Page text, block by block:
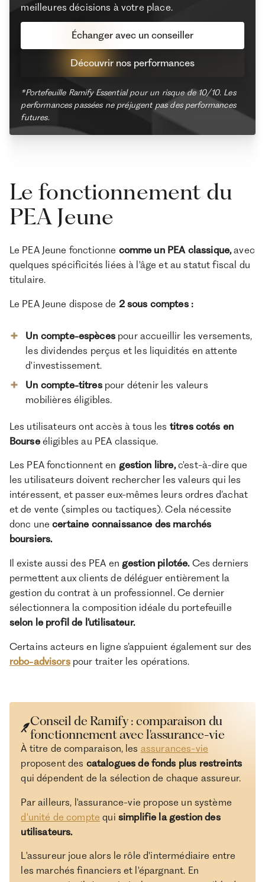
meilleures décisions à votre place.
Découvrir nos performances
Échanger avec un conseiller
*Portefeuille Ramify Essential pour un risque de 10/10. Les
performances passées ne préjugent pas des performances
futures.
Le fonctionnement du
PEA Jeune
Le PEA Jeune fonctionne comme un PEA classique, avec
quelques spécificités liées à l'âge et au statut fiscal du
titulaire.
Le PEA Jeune dispose de 2 sous comptes :
Un compte-espècespour accueillir les versements,
les dividendes perçus et les liquidités en attente
d'investissement.
Un compte-titrespour détenir les valeurs
mobilières éligibles.
Les utilisateurs ont accès à tous les titres cotés en
Bourseéligibles au PEA classique.
Les PEA fonctionnent en gestion libre,c'est-à-dire que
les utilisateurs doivent rechercher les valeurs qui les
intéressent, et passer eux-mêmes leurs ordres d’achat
et de vente (simples ou tactiques). Cela nécessite
donc une certaine connaissance des marchés
boursiers.
Il existe aussi des PEA en gestion pilotée. Ces derniers
permettent aux clients de déléguer entièrement la
gestion du contrat à un professionnel. Ce dernier
sélectionnera la composition idéale du portefeuille
selon le profil de l’utilisateur.
Certains acteurs en ligne s’appuient également sur des
robo-advisorspour traiter les opérations.
Conseil de Ramify : comparaison du
fonctionnement avec l'assurance-vie
À titre de comparaison, les assurances-vie
proposent des catalogues de fonds plus restreints
qui dépendent de la sélection de chaque assureur.
Par ailleurs, l'assurance-vie propose un système
d'unité de compte qui simplifie la gestion des
utilisateurs.
L'assureur joue alors le rôle d'intermédiaire entre
les marchés financiers et l'épargnant. En